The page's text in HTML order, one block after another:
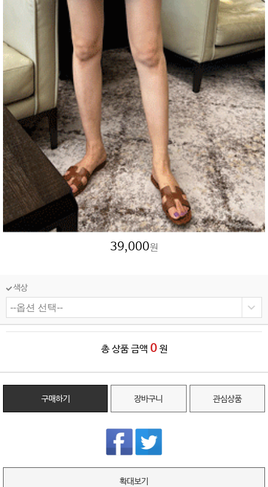
39,000원
색상
총 상품 금액 0 원
구매하기 장바구니 관심상품
확대보기